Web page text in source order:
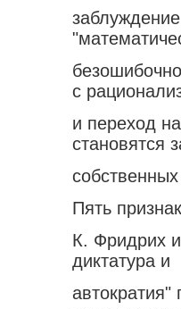
с
и переход
становятся
Пять
К. Фридрих
диктатура и